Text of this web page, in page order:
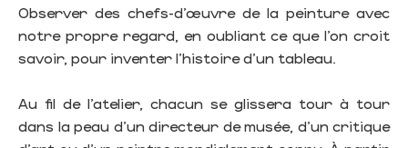
Observer des chefs-d’œuvre de la peinture avec
notre propre regard, en oubliant ce que l’on croit
savoir, pour inventer l’histoire d’un tableau.
Au fil de l’atelier, chacun se glissera tour à tour
dans la peau d’un directeur de musée, d’un critique